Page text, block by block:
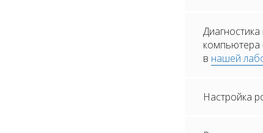
компьютера
в нашей
Настройка